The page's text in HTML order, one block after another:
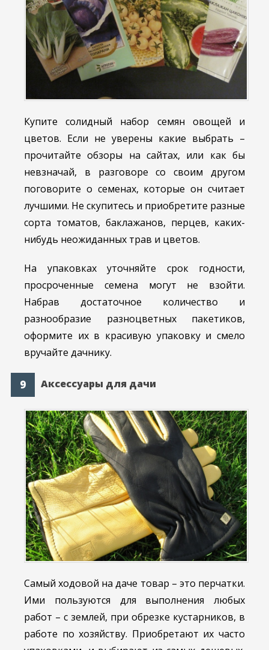
Купите солидный набор семян овощей и
цветов. Если не уверены какие выбрать –
прочитайте обзоры на сайтах, или как бы
невзначай, в разговоре со своим другом
поговорите о семенах, которые он считает
лучшими. Не скупитесь и приобретите разные
сорта томатов, баклажанов, перцев, каких-
нибудь неожиданных трав и цветов.
На упаковках уточняйте срок годности,
просроченные семена могут не взойти.
Набрав достаточное количество и
разнообразие разноцветных пакетиков,
оформите их в красивую упаковку и смело
вручайте дачнику.
Аксессуары для дачи
Самый ходовой на даче товар – это перчатки.
Ими пользуются для выполнения любых
работ – с землей, при обрезке кустарников, в
работе по хозяйству. Приобретают их часто